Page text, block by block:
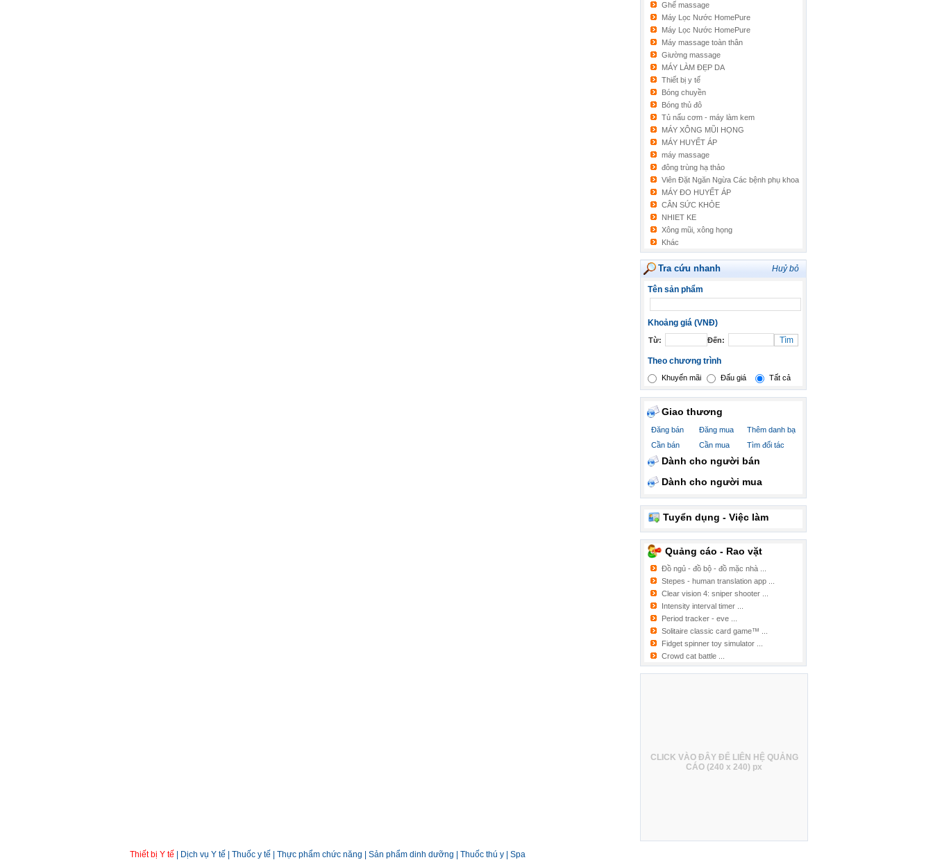
Ghế massage
Máy Lọc Nước HomePure
Máy Lọc Nước HomePure
Máy massage toàn thân
Giường massage
MÁY LÀM ĐẸP DA
Thiết bị y tế
Bóng chuyền
Bóng thủ đô
Tủ nấu cơm - máy làm kem
MÁY XÔNG MŨI HỌNG
MÁY HUYẾT ÁP
máy massage
đông trùng hạ thảo
Viên Đặt Ngăn Ngừa Các bệnh phụ khoa
MÁY ĐO HUYẾT ÁP
CÂN SỨC KHỎE
NHIET KE
Xông mũi, xông họng
Khác
Tra cứu nhanh Huỷ bỏ
Tên sản phẩm
Khoảng giá (VNĐ)
Từ: Đến:
Theo chương trình
Khuyến mãi Đấu giá Tất cả
Giao thương
Đăng bán Đăng mua
Thêm danh bạ
Cần bán
Cần mua Tìm đối tác
Dành cho người bán
Dành cho người mua
Tuyển dụng - Việc làm
Quảng cáo - Rao vặt
Đồ ngủ - đồ bộ - đồ mặc nhà ...
Stepes - human translation app ...
Clear vision 4: sniper shooter ...
Intensity interval timer ...
Period tracker - eve ...
Solitaire classic card game™ ...
Fidget spinner toy simulator ...
Crowd cat battle ...
CLICK VÀO ĐÂY ĐỂ LIÊN HỆ QUẢNG
CÁO (240 x 240) px
Thiết bị Y tế Dịch vụ Y tế Thuốc y tế Thực phẩm chức năng Sản phẩm dinh dưỡng Thuốc thú y Spa